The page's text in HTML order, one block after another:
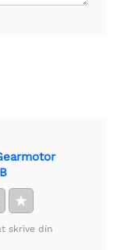
★
skrive din